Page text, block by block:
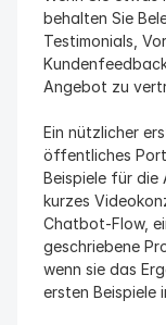
behalten Sie
Testimonials,
Angebot zu
Ein nützlicher
öffentliches
Beispiele für die
kurzes
Chatbot-Flow,
geschriebene
wenn sie das
ersten Beispiele